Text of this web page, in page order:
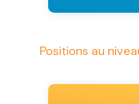
Positions au